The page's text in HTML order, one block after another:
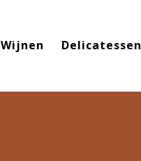
Wijnen Delicatessen